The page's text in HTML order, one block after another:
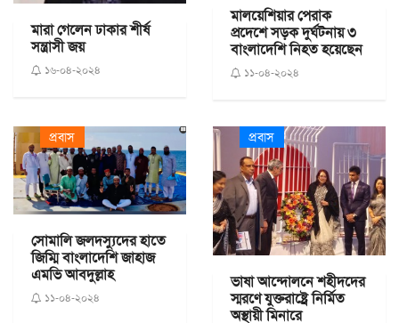
মারা গেলেন ঢাকার শীর্ষ
সন্ত্রাসী জয়
১৬-০৪-২০২৪
মালয়েশিয়ার পেরাক
প্রদেশে সড়ক দুর্ঘটনায় ৩
বাংলাদেশি নিহত হয়েছেন
১১-০৪-২০২৪
প্রবাস
সোমালি জলদস্যুদের হাতে
জিম্মি বাংলাদেশি জাহাজ
এমভি আবদুল্লাহ
১১-০৪-২০২৪
প্রবাস
ভাষা আন্দোলনে শহীদদের
স্মরণে যুক্তরাষ্ট্রে নির্মিত
অস্থায়ী মিনারে